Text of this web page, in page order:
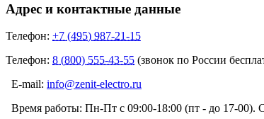
Адрес и контактные данные
Телефон: +7 (495) 987-21-15
Телефон: 8 (800) 555-43-55 (звонок по России
E-mail: info@zenit-electro.ru
Время работы: Пн-Пт с 09:00-18:00 (пт - до 17-00).